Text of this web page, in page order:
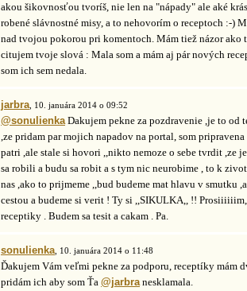
akou šikovnosťou tvoríš, nie len na "nápady" ale aké
robené slávnostné misy, a to nehovorím o receptoch :-)
nad tvojou pokorou pri komentoch. Mám tiež názor ako
citujem tvoje slová : Mala som a mám aj pár nových
som ich sem nedala.
jarbra , 10. januára 2014 o 09:52
@sonulienkaDakujem pekne za pozdravenie ,je to od
,ze pridam par mojich napadov na portal, som
patri ,ale stale si hovori ,,nikto nemoze o sebe tvrdit ,ze
sa robili a budu sa robit a s tym nic neurobime , to k
nas ,ako to prijmeme ,,bud budeme mat hlavu v smutku
cestou a budeme si verit ! Ty si ,,SIKULKA,, !!
receptiky . Budem sa tesit a cakam . Pa.
sonulienka , 10. januára 2014 o 11:48
Ďakujem Vám veľmi pekne za podporu, receptíky mám
pridám ich aby som Ťa @jarbranesklamala.